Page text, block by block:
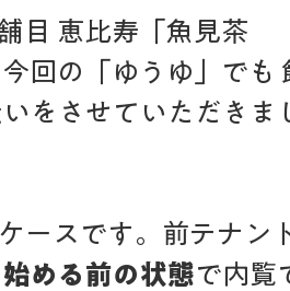
目 恵比寿「魚見茶
回の「ゆうゆ」でも
をさせていただきま
ースです。前テナン
める前の状態で内覧